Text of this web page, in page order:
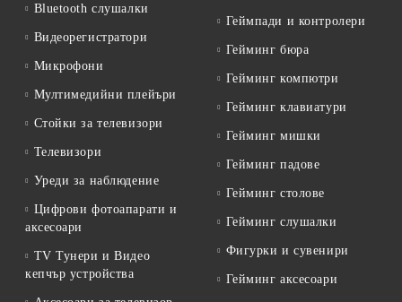
Bluetooth слушалки
Видеорегистратори
Микрофони
Мултимедийни плейъри
Стойки за телевизори
Телевизори
Уреди за наблюдение
Цифрови фотоапарати и
аксесоари
TV Тунери и Видео
кепчър устройства
Геймпади и контролери
Гейминг бюра
Гейминг компютри
Гейминг клавиатури
Гейминг мишки
Гейминг падове
Гейминг столове
Гейминг слушалки
Фигурки и сувенири
Гейминг аксесоари